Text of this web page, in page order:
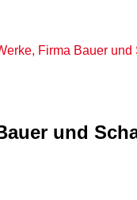
Firma Bauer und
und